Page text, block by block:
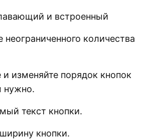
и встроенный
количества
изменяйте порядок кнопок
нужно.
текст кнопки.
кнопки.